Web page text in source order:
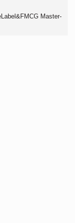
Master-